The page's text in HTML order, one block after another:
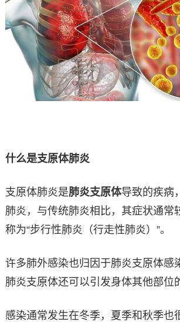
什么是支原体肺炎
支原体肺炎是肺炎支原体导致的疾病
肺炎，与传统肺炎相比，其症状通常
称为“步行性肺炎（行走性肺炎）”。
许多肺外感染也归因于肺炎支原体感
肺炎支原体还可以引发身体其他部位
感染通常发生在冬季，夏季和秋季也